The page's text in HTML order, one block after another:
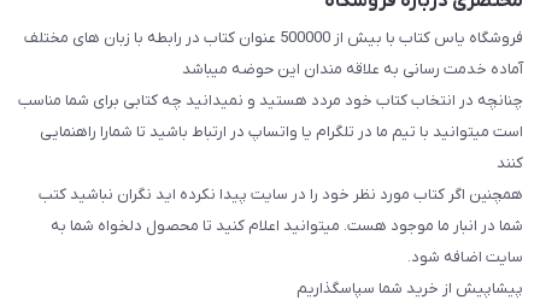
فروشگاه یاس کتاب با بیش از 500000 عنوان کتاب در رابطه با زبان های مختلف
آماده خدمت رسانی به علاقه مندان این حوضه میباشد
چنانچه در انتخاب کتاب خود مردد هستید و نمیدانید چه کتابی برای شما مناسب
است میتوانید با تیم ما در تلگرام یا واتساپ در ارتباط باشید تا شما‌را راهنمایی
کنند
همچنین اگر کتاب مورد نظر خود را در سایت پیدا نکرده اید نگران نباشید کتب
شما در انبار ما موجود هست. میتوانید اعلام کنید تا محصول دلخواه شما به
سایت اضافه شود.
پیشاپیش از خرید شما سپاسگذاریم